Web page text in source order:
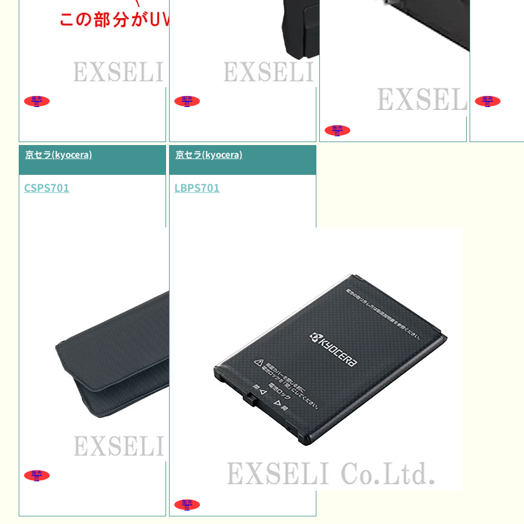
販売
可
販売
可
販売
可
販売
可
京セラ(kyocera)
CSPS701
販売
可
京セラ(kyocera)
LBPS701
販売
可